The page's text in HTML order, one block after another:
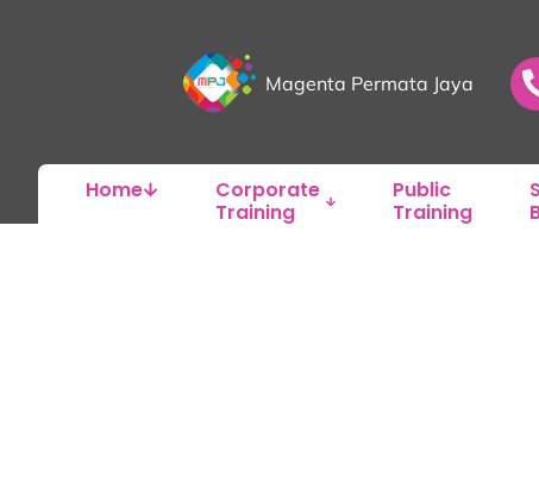
Magenta Permata Jaya
Home
Corporate
Training
Public
Training